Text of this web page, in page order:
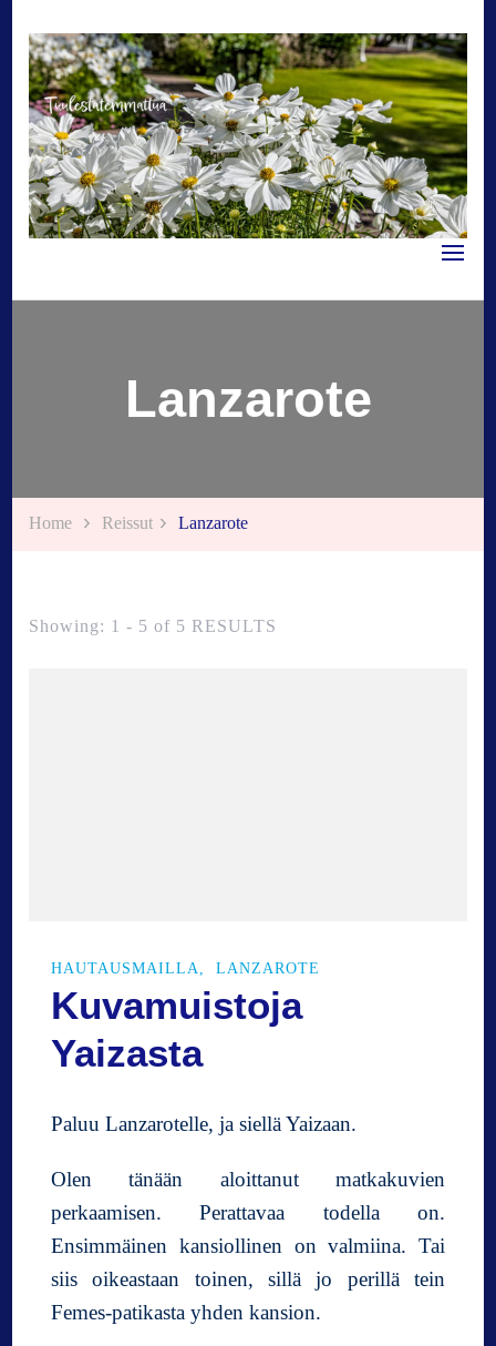
Tuulestatemmattua
Lanzarote
Home Reissut Lanzarote
Showing: 1 - 5 of 5 RESULTS
HAUTAUSMAILLA LANZAROTE
Kuvamuistoja
Yaizasta
Paluu Lanzarotelle, ja siellä Yaizaan.
Olen tänään aloittanut matkakuvien
perkaamisen. Perattavaa todella on.
Ensimmäinen kansiollinen on valmiina. Tai
siis oikeastaan toinen, sillä jo perillä tein
Femes-patikasta yhden kansion.